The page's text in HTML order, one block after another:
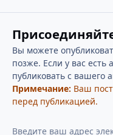
Вы можете
позже. Если у вас есть
публиковать с вашего
Примечание: Ваш
перед публикацией.